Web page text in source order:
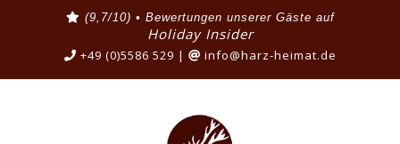
(9,7/10) • Bewertungen unserer Gäste auf
Holiday Insider
+49 (0)5586 529 | info@harz-heimat.de